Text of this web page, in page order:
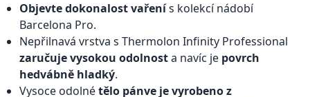
Objevte dokonalost vařenís kolekcí nádobí
Barcelona Pro.
Nepřilnavá vrstva s Thermolon Infinity Professional
zaručuje vysokou odolnosta navíc je povrch
hedvábně hladký.
Vysoce odolnétělo pánve je vyrobeno z